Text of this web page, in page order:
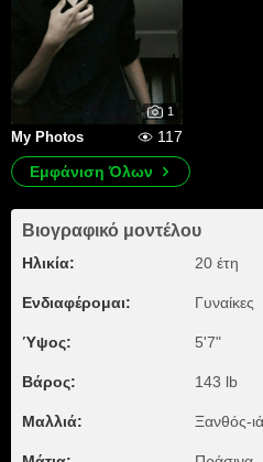
1
My Photos
117
Εμφάνιση Όλων
Βιογραφικό μοντέλου
Ηλικία: 20 έτη
Ενδιαφέρομαι: Γυναίκες
Ύψος: 5'7"
Βάρος: 143 lb
Μαλλιά: Ξανθός-ιά